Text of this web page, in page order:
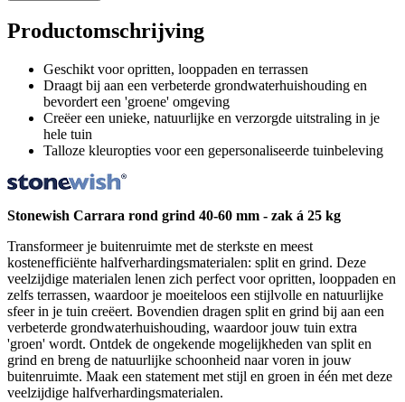
Productomschrijving
Geschikt voor opritten, looppaden en terrassen
Draagt bij aan een verbeterde grondwaterhuishouding en
bevordert een 'groene' omgeving
Creëer een unieke, natuurlijke en verzorgde uitstraling in je
hele tuin
Talloze kleuropties voor een gepersonaliseerde tuinbeleving
Stonewish Carrara rond grind 40-60 mm - zak á 25 kg
Transformeer je buitenruimte met de sterkste en meest
kostenefficiënte halfverhardingsmaterialen: split en grind. Deze
veelzijdige materialen lenen zich perfect voor opritten, looppaden en
zelfs terrassen, waardoor je moeiteloos een stijlvolle en natuurlijke
sfeer in je tuin creëert. Bovendien dragen split en grind bij aan een
verbeterde grondwaterhuishouding, waardoor jouw tuin extra
'groen' wordt. Ontdek de ongekende mogelijkheden van split en
grind en breng de natuurlijke schoonheid naar voren in jouw
buitenruimte. Maak een statement met stijl en groen in één met deze
veelzijdige halfverhardingsmaterialen.